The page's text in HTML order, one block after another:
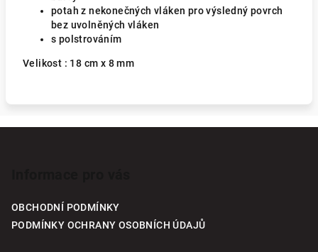
potah z nekonečných vláken pro výsledný povrch
bez uvolněných vláken
s polstrováním
Velikost : 18 cm x 8 mm
OBCHODNÍ PODMÍNKY
PODMÍNKY OCHRANY OSOBNÍCH ÚDAJŮ